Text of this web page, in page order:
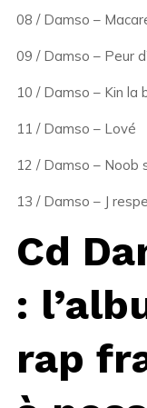
08 / Damso –
09 / Damso – Peur
10 / Damso – Kin la
11 / Damso – Lové
12 / Damso – Noob
13 / Damso – J
Cd
:
rap